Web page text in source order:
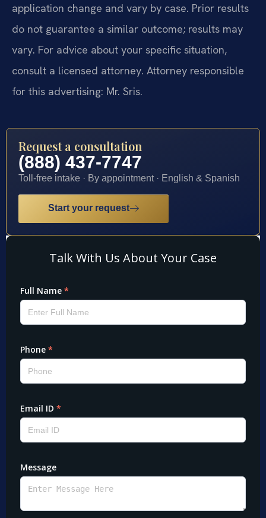
application change and vary by case. Prior results
do not guarantee a similar outcome; results may
vary. For advice about your specific situation,
consult a licensed attorney. Attorney responsible
for this advertising: Mr. Sris.
Request a consultation
(888) 437-7747
Toll-free intake · By appointment · English & Spanish
Start your request